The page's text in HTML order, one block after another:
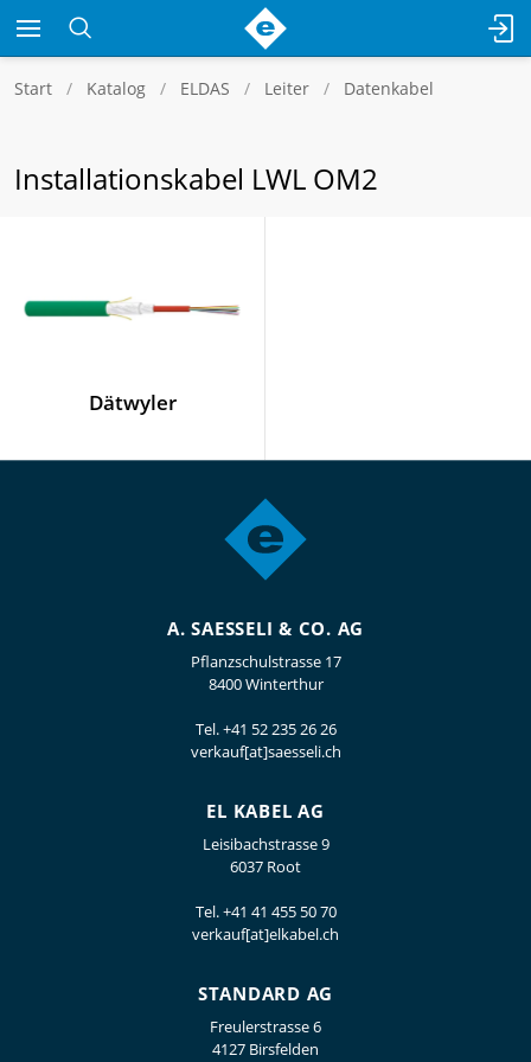
Start Katalog ELDAS Leiter Datenkabel
Installationskabel LWL OM2
Dätwyler
A. SAESSELI & CO. AG
Pflanzschulstrasse 17
8400 Winterthur
Tel.+41 52 235 26 26
verkauf[at]saesseli.ch
EL KABEL AG
Leisibachstrasse 9
6037 Root
Tel.+41 41 455 50 70
verkauf[at]elkabel.ch
STANDARD AG
Freulerstrasse 6
4127 Birsfelden